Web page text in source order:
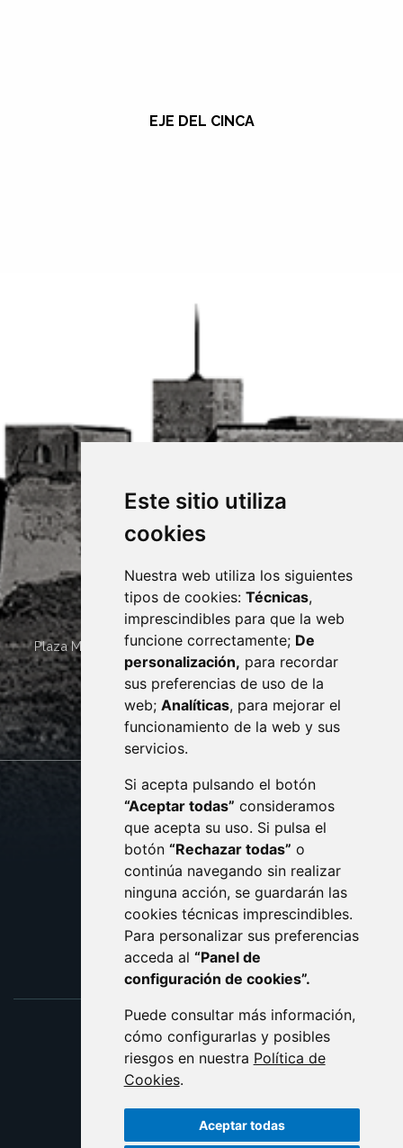
Este sitio utiliza
cookies
Nuestra web utiliza los siguientes
tipos de cookies: Técnicas,
imprescindibles para que la web
funcione correctamente; De
personalización, para recordar
sus preferencias de uso de la
web; Analíticas, para mejorar el
funcionamiento de la web y sus
servicios.
Si acepta pulsando el botón
“Aceptar todas” consideramos
que acepta su uso. Si pulsa el
botón “Rechazar todas” o
continúa navegando sin realizar
ninguna acción, se guardarán las
cookies técnicas imprescindibles.
Para personalizar sus preferencias
acceda al “Panel de
configuración de cookies”.
Puede consultar más información,
cómo configurarlas y posibles
riesgos en nuestra Política de
Cookies.
Aceptar todas
EJE DEL CINCA
Plaza Mayor 4 22400 MONZÓN - ARAGÓN (ESPAÑA)
· (34) 974 400 700 ·
sac@monzon.es
monzon.es
CONTACTO
AVISO LEGAL
PROTECCIÓN DE DATOS
POLÍTICA DE COOKIES
ACCESIBILIDAD
ENLACE EXTERNO AL